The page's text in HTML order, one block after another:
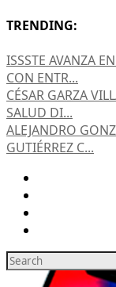
TRENDING:
ISSSTE AVANZA
CON ENTR...
CÉSAR GARZA
SALUD DI...
ALEJANDRO
GUTIÉRREZ C...